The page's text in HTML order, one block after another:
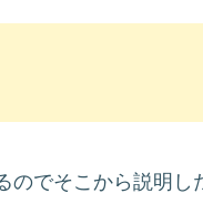
でそこから説明し